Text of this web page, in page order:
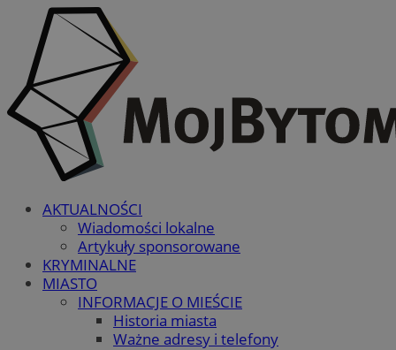
AKTUALNOŚCI
Wiadomości lokalne
Artykuły sponsorowane
KRYMINALNE
MIASTO
INFORMACJE O MIEŚCIE
Historia miasta
Ważne adresy i telefony